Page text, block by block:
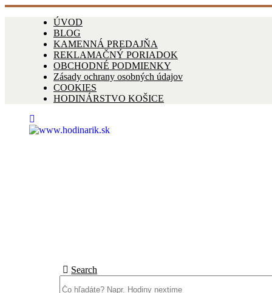
ÚVOD
BLOG
KAMENNÁ PREDAJŇA
REKLAMAČNÝ PORIADOK
OBCHODNÉ PODMIENKY
Zásady ochrany osobných údajov
COOKIES
HODINÁRSTVO KOŠICE
Search